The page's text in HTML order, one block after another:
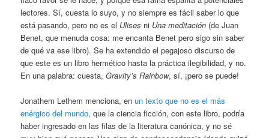
lectores. Sí, cuesta lo suyo, y no siempre es fácil saber lo que
está pasando, pero no es el Ulises ni Una meditación (de Juan
Benet, que menuda cosa: me encanta Benet pero sigo sin saber
de qué va ese libro). Se ha extendido el pegajoso discurso de
que este es un libro hermético hasta la práctica ilegibilidad, y no.
En una palabra: cuesta,Gravity’s Rainbow, sí, ¡pero se puede!
Jonathem Lethem menciona, enun texto que no es el más
enérgico del mundo, que la ciencia ficción, con este libro, podría
haber ingresado en las filas de la literatura canónica, y no sé